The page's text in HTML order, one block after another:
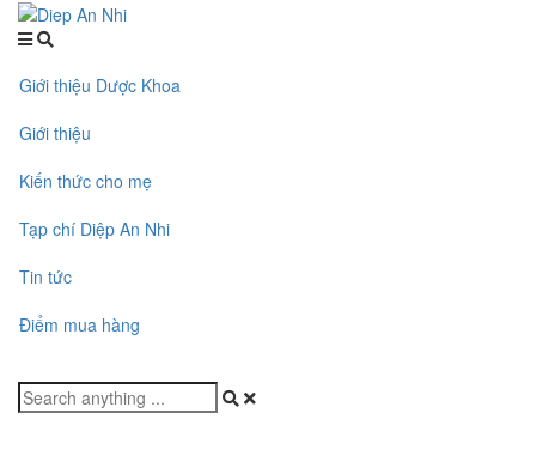
Giới thiệu Dược Khoa
Giới thiệu
Kiến thức cho mẹ
Tạp chí Diệp An Nhi
Tin tức
Điểm mua hàng